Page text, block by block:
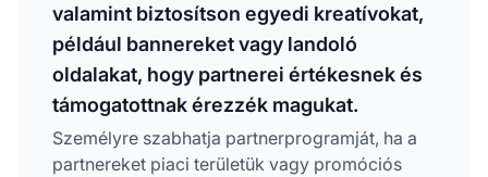
valamint biztosítson egyedi kreatívokat,
például bannereket vagy landoló
oldalakat, hogy partnerei értékesnek és
támogatottnak érezzék magukat.
Személyre szabhatja partnerprogramját, ha a
partnereket piaci területük vagy promóciós